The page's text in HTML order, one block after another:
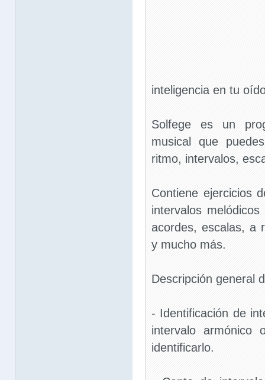
inteligencia en tu
Solfege es un
musical que
ritmo, intervalos,
Contiene ejercicios
intervalos
acordes, escalas, a
y mucho más.
Descripción general
- Identificación de
intervalo armónico
identificarlo.